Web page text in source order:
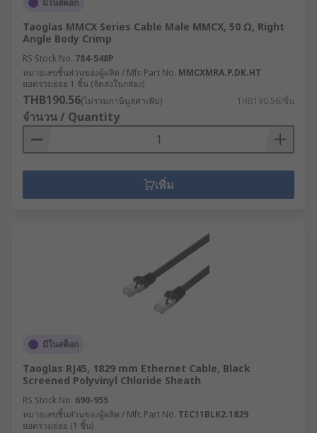
มีในสต็อก
Taoglas MMCX Series Cable Male MMCX, 50 Ω, Right
Angle Body Crimp
RS Stock No. 784-548P
หมายเลขชิ้นส่วนของผู้ผลิต / Mfr. Part No. MMCXMRA.P.DK.HT
ยอดรวมย่อย 1 ชิ้น (จัดส่งในกล่อง)
THB190.56(ไม่รวมภาษีมูลค่าเพิ่ม) THB190.56/ชิ้น
จำนวน / Quantity
เพิ่ม
มีในสต็อก
Taoglas RJ45, 1829 mm Ethernet Cable, Black
Screened Polyvinyl Chloride Sheath
RS Stock No. 690-955
หมายเลขชิ้นส่วนของผู้ผลิต / Mfr. Part No. TEC11BLK2.1829
ยอดรวมย่อย (1 ชิ้น)